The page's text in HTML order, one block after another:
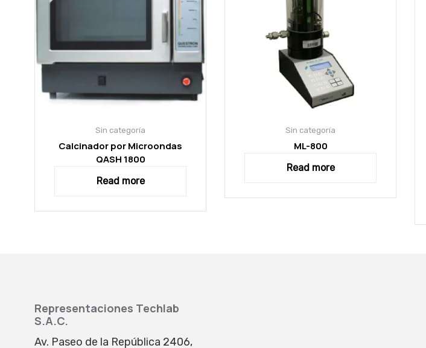
Sin categoría
Calcinador por Microondas
QASH 1800
Read more
Sin categoría
ML-800
Read more
Representaciones Techlab
S.A.C.
Av. Paseo de la República 2406,